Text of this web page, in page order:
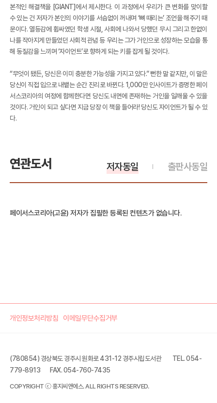
본적인 해결책을 [GIANT]에서 제시한다. 이 과정에서 우리가 큰 변화를 맞이할
수 있는 건 저자가 본인의 이야기를 서슴없이 꺼내며 ‘뼈 때리는’ 조언을 해주기 때
문이다. 열등감에 휩싸였던 학생 시절, 사회에 나와서 당했던 무시 그리고 한없이
나를 작아지게 만들었던 사회적 관념 등 우리는 그가 거인으로 성장하는 모습을 통
해 동질감을 느끼며 ‘자이언트’로 향하게 되는 키를 잡게 될 것이다.
“무엇이 됐든, 당신은 이미 충분한 가능성을 가지고 있다.” 뻔한 말 같지만, 이 말은
당신이 직접 입으로 내뱉는 순간 진리로 바뀐다. 1,000만 인사이트가 증명한 페이
서스코리아의 여정에 함께한다면 당신도 내면에 존재하는 거인을 일깨울 수 있을
것이다. 거인이 되고 싶다면 지금 당장 이 책을 들어라! 당신도 자이언트가 될 수 있
다.
연관도서 출판사동일
저자동일
페이서스코리아(고윤) 저자가 집필한 등록된 컨텐츠가 없습니다.
개인정보처리방침 이메일무단수집거부
(780854) 경상북도 경주시 원화로 431-12 경주시립도서관
TEL. 054-
779-8913
FAX. 054-760-7435
COPYRIGHT ⓒ 홍지씨앤에스. ALL RIGHTS RESERVED.